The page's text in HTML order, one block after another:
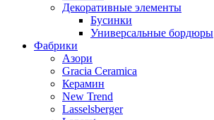
Декоративные элементы
Бусинки
Универсальные бордюры
Фабрики
Азори
Gracia Ceramica
Керамин
New Trend
Lasselsberger